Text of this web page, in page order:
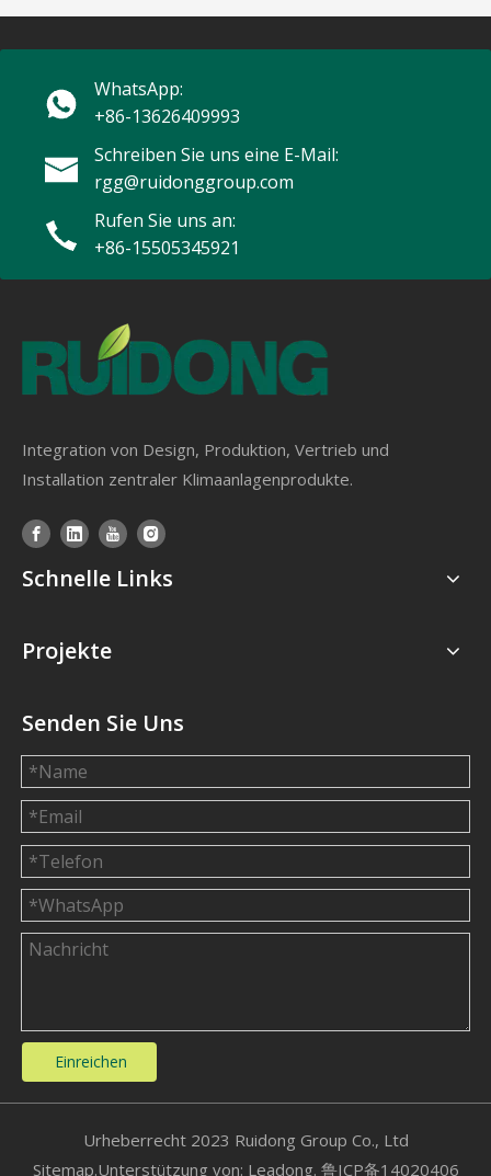
WhatsApp:
+86-13626409993
Schreiben Sie uns eine E-Mail:
rgg@ruidonggroup.com
Rufen Sie uns an:
+86-15505345921
Integration von Design, Produktion, Vertrieb und
Installation zentraler Klimaanlagenprodukte.
Schnelle Links
Projekte
Senden Sie Uns
Einreichen
​Urheberrecht 2023 Ruidong Group Co., Ltd
Sitemap.Unterstützung von: Leadong. 鲁ICP备14020406